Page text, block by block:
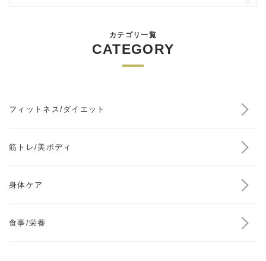
カテゴリ一覧
CATEGORY
フィットネス/ダイエット
筋トレ/美ボディ
身体ケア
食事/栄養